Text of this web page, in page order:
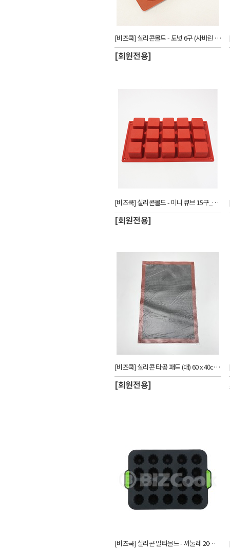
[비즈쿡] 실리콘몰드 - 도넛 6구 (사바린 6구)_CUW
[회원전용]
[비즈쿡] 실리콘몰드 - 미니 큐브 15구_CUW
[회원전용]
[비즈쿡] 실리콘 타공 패드 (대) 60 x 40cm - 블랙_CUW
[회원전용]
[비즈쿡] 실리콘 멀티몰드 - 까눌레 20구 블랙_CUW